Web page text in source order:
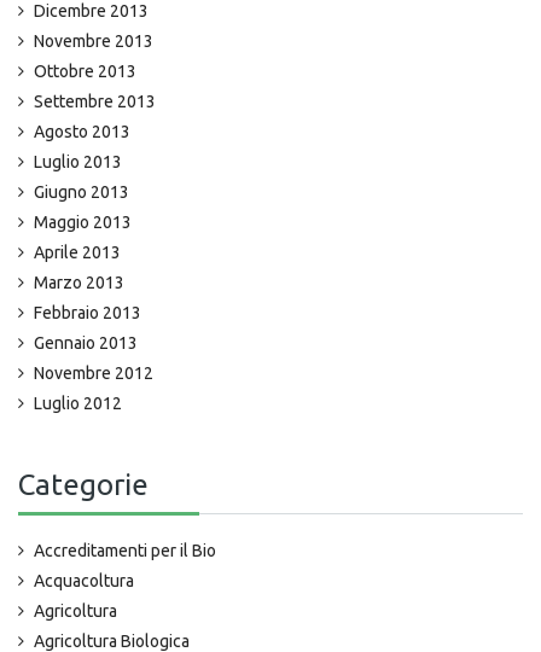
Dicembre 2013
Novembre 2013
Ottobre 2013
Settembre 2013
Agosto 2013
Luglio 2013
Giugno 2013
Maggio 2013
Aprile 2013
Marzo 2013
Febbraio 2013
Gennaio 2013
Novembre 2012
Luglio 2012
Categorie
Accreditamenti per il Bio
Acquacoltura
Agricoltura
Agricoltura Biologica